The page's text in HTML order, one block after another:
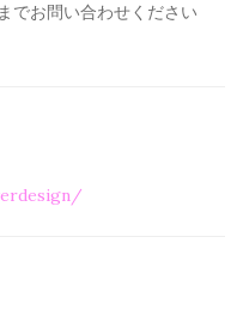
お問い合わせください